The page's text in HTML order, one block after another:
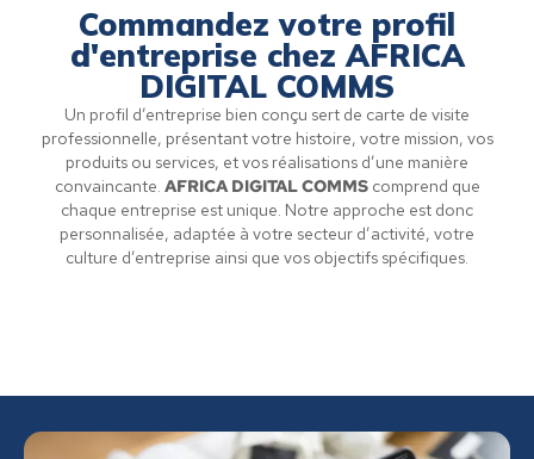
Commandez votre profil
d'entreprise chez AFRICA
DIGITAL COMMS
Un profil d’entreprise bien conçu sert de carte de visite
professionnelle, présentant votre histoire, votre mission, vos
produits ou services, et vos réalisations d’une manière
convaincante. AFRICA DIGITAL COMMScomprend que
chaque entreprise est unique. Notre approche est donc
personnalisée, adaptée à votre secteur d’activité, votre
culture d’entreprise ainsi que vos objectifs spécifiques.